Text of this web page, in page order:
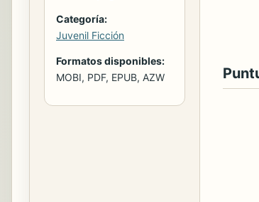
Categoría:
Juvenil Ficción
Formatos disponibles:
MOBI, PDF, EPUB, AZW